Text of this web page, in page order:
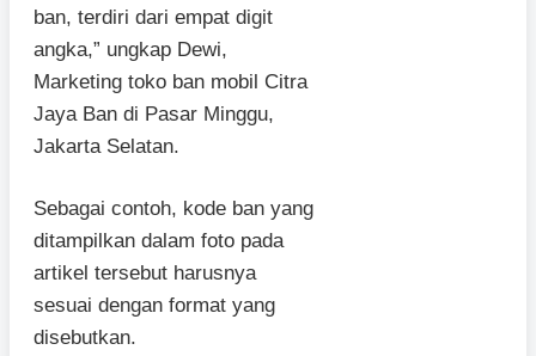
ban, terdiri dari empat digit
angka,” ungkap Dewi,
Marketing toko ban mobil Citra
Jaya Ban di Pasar Minggu,
Jakarta Selatan.
Sebagai contoh, kode ban yang
ditampilkan dalam foto pada
artikel tersebut harusnya
sesuai dengan format yang
disebutkan.